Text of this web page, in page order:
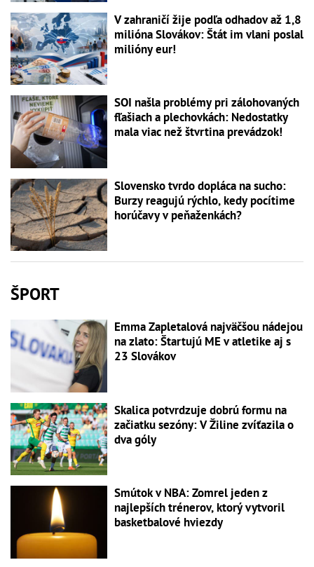
V zahraničí žije podľa odhadov až 1,8
milióna Slovákov: Štát im vlani poslal
milióny eur!
SOI našla problémy pri zálohovaných
fľašiach a plechovkách: Nedostatky
mala viac než štvrtina prevádzok!
Slovensko tvrdo dopláca na sucho:
Burzy reagujú rýchlo, kedy pocítime
horúčavy v peňaženkách?
ŠPORT
Emma Zapletalová najväčšou nádejou
na zlato: Štartujú ME v atletike aj s
23 Slovákov
Skalica potvrdzuje dobrú formu na
začiatku sezóny: V Žiline zvíťazila o
dva góly
Smútok v NBA: Zomrel jeden z
najlepších trénerov, ktorý vytvoril
basketbalové hviezdy